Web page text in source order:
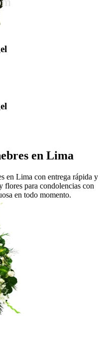
en Lima
en Lima con entrega rápida y
flores para condolencias con
en todo momento.